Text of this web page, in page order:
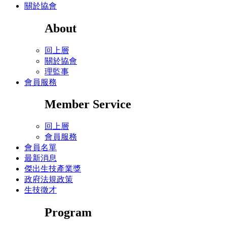
關於協會
About
回上層
關於協會
理監事
會員服務
Member Service
回上層
會員服務
會員名單
最新消息
傑出生技產業獎
政府法規政策
生技徵才
Program